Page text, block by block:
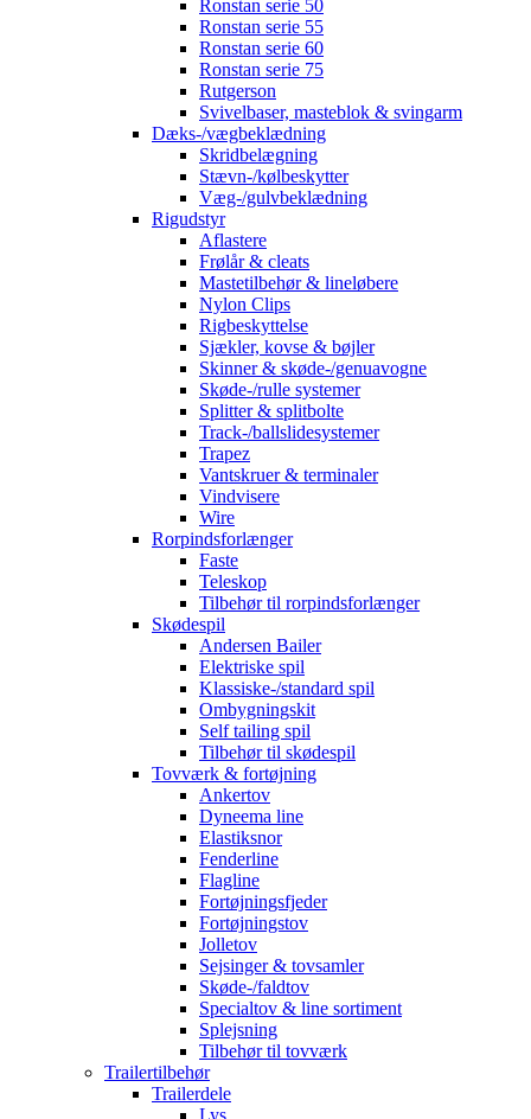
Ronstan serie 50
Ronstan serie 55
Ronstan serie 60
Ronstan serie 75
Rutgerson
Svivelbaser, masteblok & svingarm
Dæks-/vægbeklædning
Skridbelægning
Stævn-/kølbeskytter
Væg-/gulvbeklædning
Rigudstyr
Aflastere
Frølår & cleats
Mastetilbehør & lineløbere
Nylon Clips
Rigbeskyttelse
Sjækler, kovse & bøjler
Skinner & skøde-/genuavogne
Skøde-/rulle systemer
Splitter & splitbolte
Track-/ballslidesystemer
Trapez
Vantskruer & terminaler
Vindvisere
Wire
Rorpindsforlænger
Faste
Teleskop
Tilbehør til rorpindsforlænger
Skødespil
Andersen Bailer
Elektriske spil
Klassiske-/standard spil
Ombygningskit
Self tailing spil
Tilbehør til skødespil
Tovværk & fortøjning
Ankertov
Dyneema line
Elastiksnor
Fenderline
Flagline
Fortøjningsfjeder
Fortøjningstov
Jolletov
Sejsinger & tovsamler
Skøde-/faldtov
Specialtov & line sortiment
Splejsning
Tilbehør til tovværk
Trailertilbehør
Trailerdele